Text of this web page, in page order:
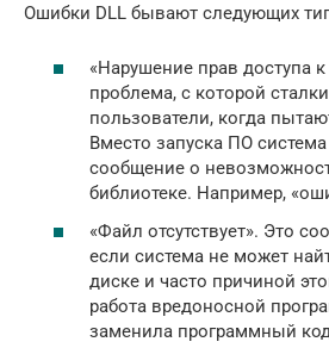
Ошибки DLL бывают следующих
«Нарушение прав доступа
проблема, с которой
пользователи, когда
Вместо запуска ПО
сообщение о
библиотеке. Например,
«Файл отсутствует». Это
если система не может
диске и часто причиной
работа вредоносной
заменила программный